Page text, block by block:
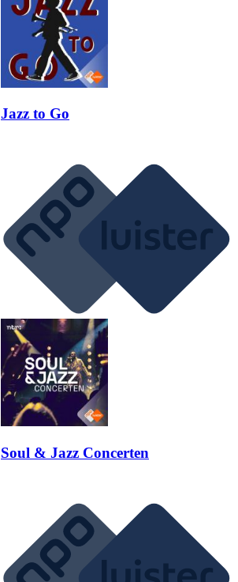
Jazz to Go
Soul & Jazz Concerten